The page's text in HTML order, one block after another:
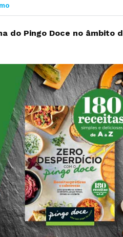
do Pingo Doce no âmbito